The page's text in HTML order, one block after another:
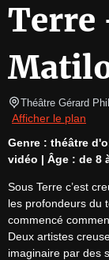
Terre
Théâtre Gérard
Afficher le plan
Genre : théâtre
vidéo | Âge : de 8
Sous Terre c’est
les profondeurs du
commencé
Deux artistes
imaginaire par des